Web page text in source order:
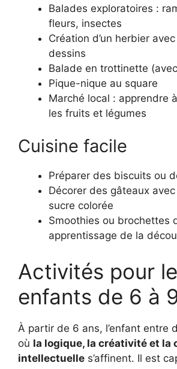
Balades exploratoires :
fleurs, insectes
Création d’un herbier
dessins
Balade en trottinette
Pique-nique au square
Marché local : apprendre
les fruits et légumes
Cuisine facile
Préparer des biscuits ou
Décorer des gâteaux
sucre colorée
Smoothies ou brochettes
apprentissage de la
Activités pour
enfants de 6 à
À partir de 6 ans, l’enfant entre
où la logique, la créativité et la
intellectuelle s’affinent. Il est